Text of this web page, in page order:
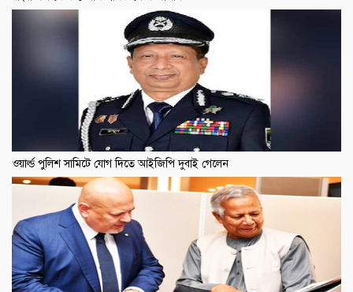
ওয়ার্ল্ড পুলিশ সামিটে যোগ দিতে আইজিপি দুবাই গেলেন